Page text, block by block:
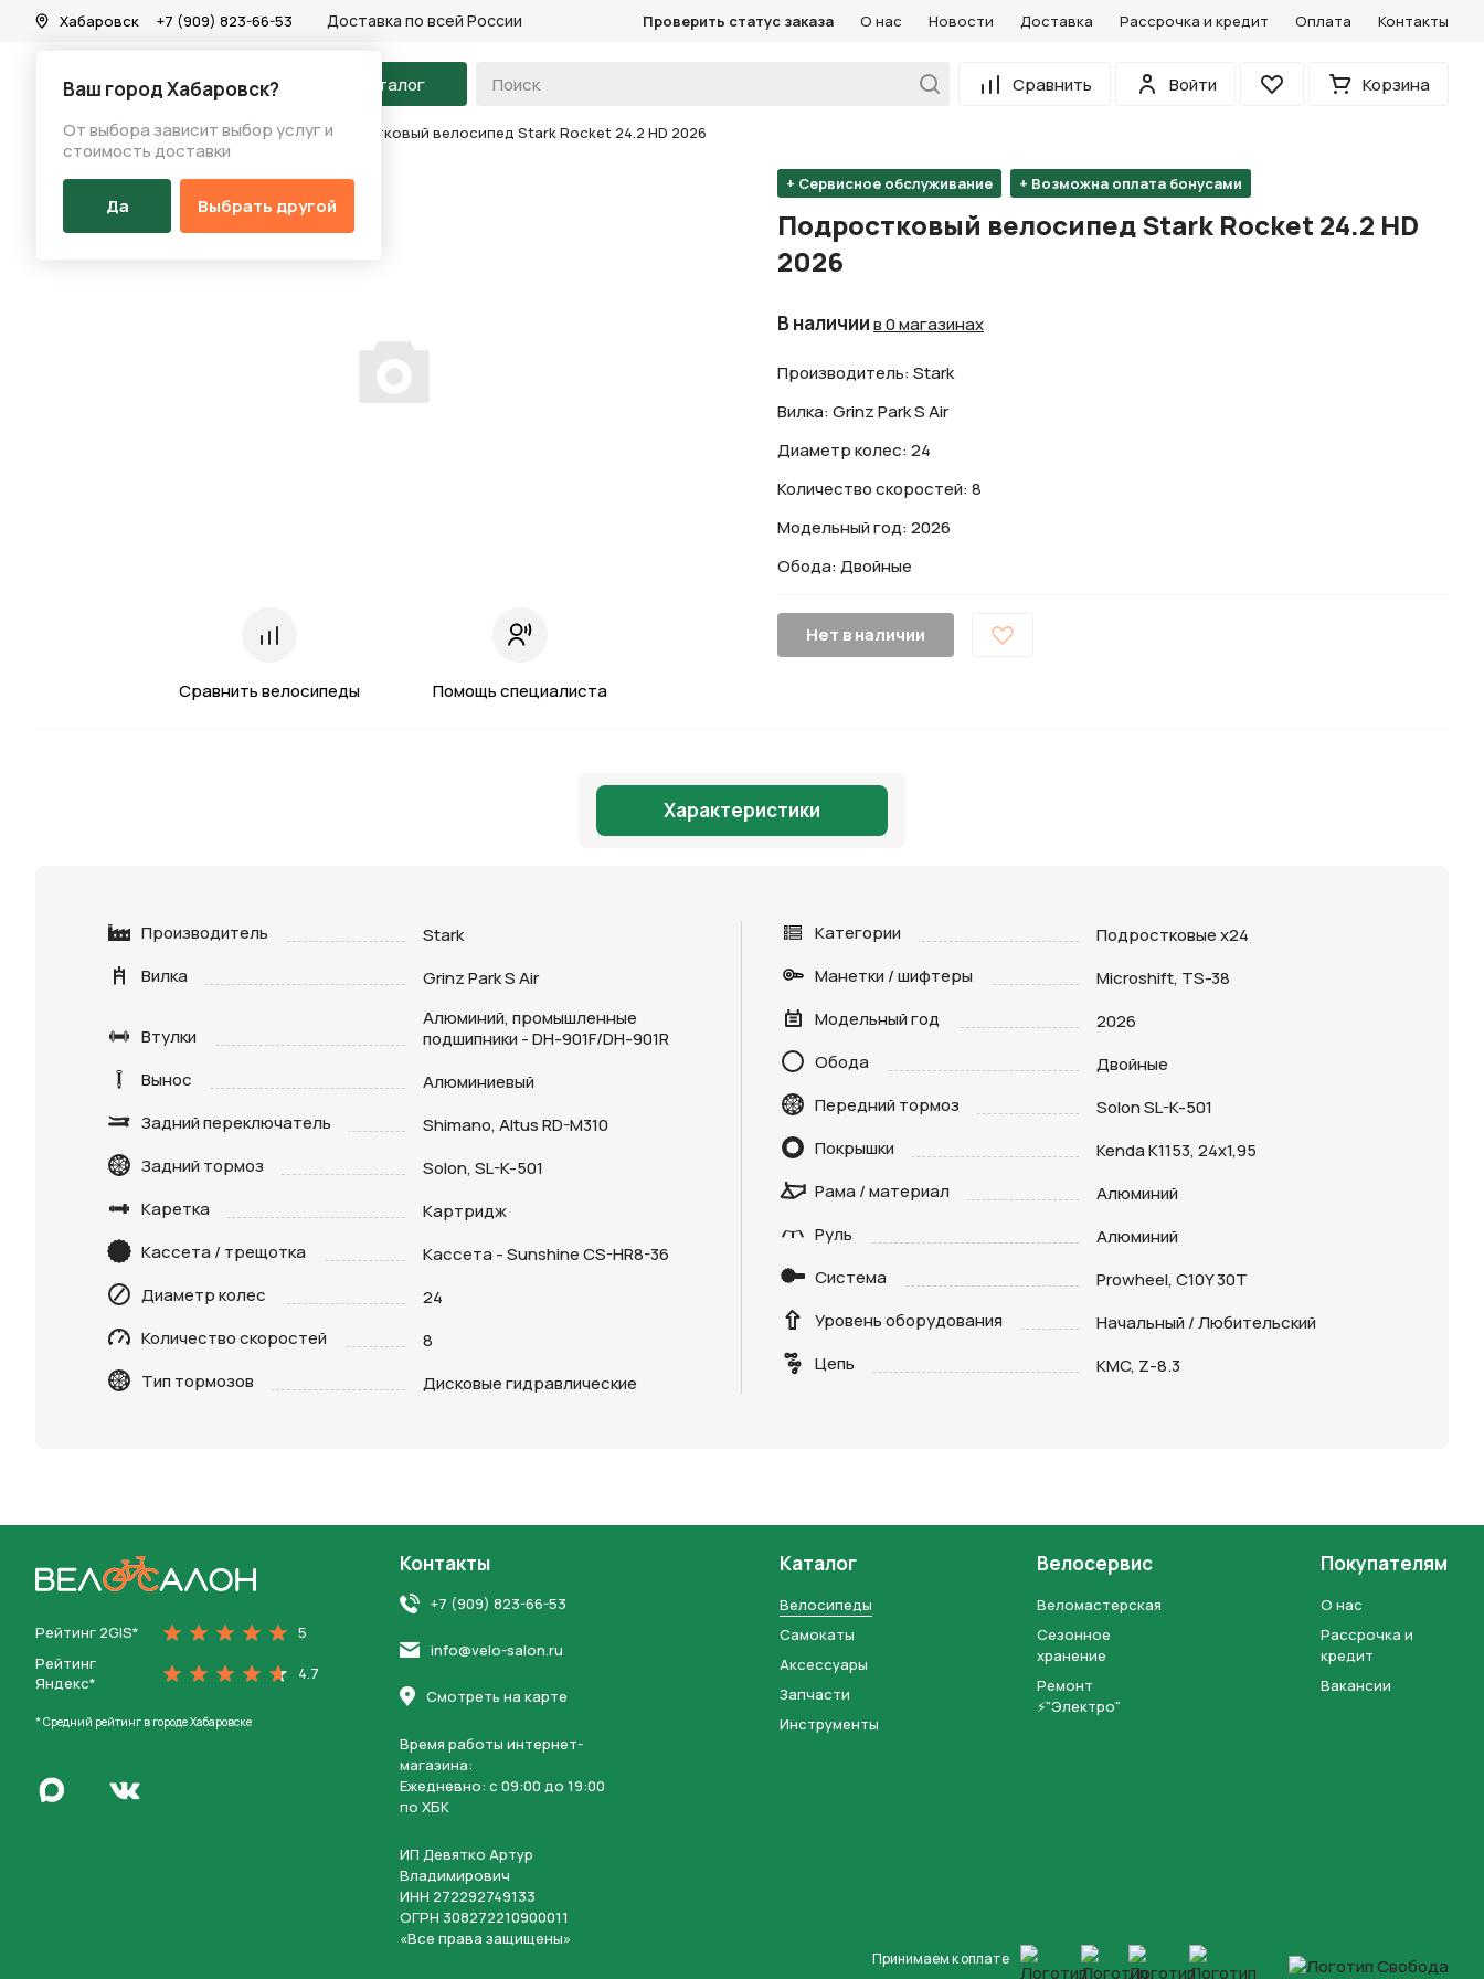
Хабаровск
Ваш город Хабаровск?
От выбора зависит выбор услуг и
стоимость доставки
Да Выбрать другой
+7 (909) 823-66-53 Доставка по всей России Проверить статус заказа О нас Новости Доставка Рассрочка и кредит Оплата Контакты
На главную Каталог Сравнить
Войти
Избранное Корзина
Каталог/Велосипеды/Велосипеды/Подростковый велосипед Stark Rocket 24.2 HD 2026
Сравнить велосипеды Помощь специалиста
+ Сервисное обслуживание + Возможна оплата бонусами
Подростковый велосипед Stark Rocket 24.2 HD
2026
В наличиив 0 магазинах
Производитель: Stark
Вилка: Grinz Park S Air
Диаметр колес: 24
Количество скоростей: 8
Модельный год: 2026
Обода: Двойные
Нет в наличии
Характеристики
Производитель
Stark
Вилка
Grinz Park S Air
Втулки
Алюминий, промышленные
подшипники - DH-901F/DH-901R
Вынос
Алюминиевый
Задний переключатель
Shimano, Altus RD-M310
Задний тормоз
Solon, SL-K-501
Каретка
Картридж
Кассета / трещотка
Кассета - Sunshine CS-HR8-36
Диаметр колес
24
Количество скоростей
8
Тип тормозов
Дисковые гидравлические
Категории
Подростковые х24
Манетки / шифтеры
Microshift, TS-38
Модельный год
2026
Обода
Двойные
Передний тормоз
Solon SL-K-501
Покрышки
Kenda K1153, 24x1,95
Рама / материал
Алюминий
Руль
Алюминий
Система
Prowheel, C10Y 30T
Уровень оборудования
Начальный / Любительский
Цепь
KMC, Z-8.3
Рейтинг 2GIS*
5
Рейтинг
Яндекс*
4.7
* Средний рейтинг в городе Хабаровске
Написать в MaxПерейти во Вконтакте
Контакты
+7 (909) 823-66-53
info@velo-salon.ru
Смотреть на карте
Время работы интернет-
магазина:
Ежедневно: c 09:00 до 19:00
по ХБК
ИП Девятко Артур
Владимирович
ИНН 272292749133
ОГРН 308272210900011
«Все права защищены»
Каталог
Велосипеды
Самокаты
Аксессуары
Запчасти
Инструменты
Велосервис
Веломастерская
Сезонное
хранение
Ремонт
⚡"Электро"
Покупателям
О нас
Рассрочка и
кредит
Вакансии
Принимаем к оплате
Отправить
Нажимая на кнопку “Отправить заявку”, вы даетесогласие на обработку
персональных данных и соглашаетесь с политикой конфиденциальности